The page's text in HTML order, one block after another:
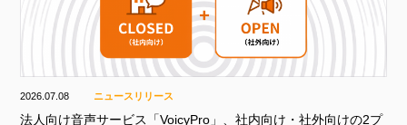
2026.07.08 ニュースリリース
法人向け音声サービス「VoicyPro」、社内向け・社外向けの2プ